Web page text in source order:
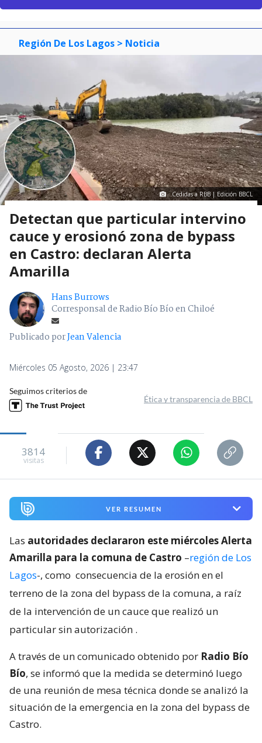
Región De Los Lagos > Noticia
Cedidas a RBB | Edición BBCL
Detectan que particular intervino
cauce y erosionó zona de bypass
en Castro: declaran Alerta
Amarilla
Hans Burrows
Corresponsal de Radio Bío Bío en Chiloé
Publicado porJean Valencia
Miércoles 05 Agosto, 2026 | 23:47
Seguimos criterios de
Ética y transparencia de BBCL
3814
visitas
VER RESUMEN
Las autoridades declararon este miércoles Alerta
Amarilla para la comuna de Castro –región de Los
Lagos-, como consecuencia de la erosión en el
terreno de la zona del bypass de la comuna, a raíz
de la intervención de un cauce que realizó un
particular sin autorización .
A través de un comunicado obtenido por Radio Bío
Bío, se informó que la medida se determinó luego
de una reunión de mesa técnica donde se analizó la
situación de la emergencia en la zona del bypass de
Castro.